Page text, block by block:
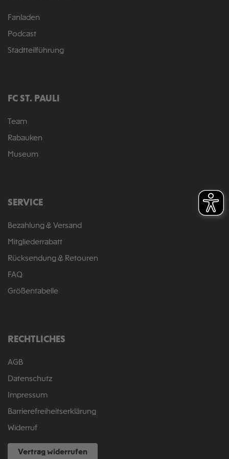
Fanladen
Podcast
Stadtteilführung
FC ST. PAULI
Team
Rabauken
Museum
SERVICE
Bezahlung & Versand
Mitgliederrabatt
Rücksendung & Retouren
FAQ
Größentabelle
RECHTLICHES
AGB
Datenschutz
Impressum
Barrierefreiheitserklärung
Widerruf
Vertrag widerrufen